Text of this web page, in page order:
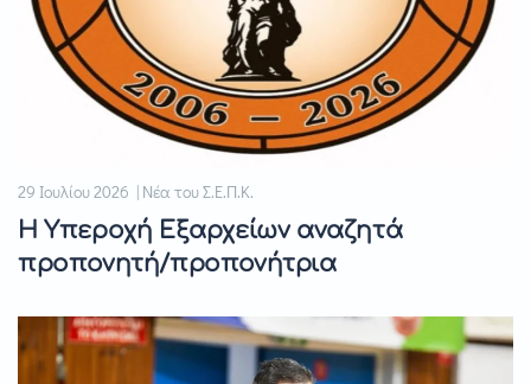
29 Ιουλίου 2026 | Νέα του Σ.Ε.Π.Κ.
Η Υπεροχή Εξαρχείων αναζητά
προπονητή/προπονήτρια